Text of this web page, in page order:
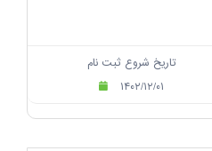
تاریخ شروع ثبت نام
۱۴۰۲/۱۲/۰۱